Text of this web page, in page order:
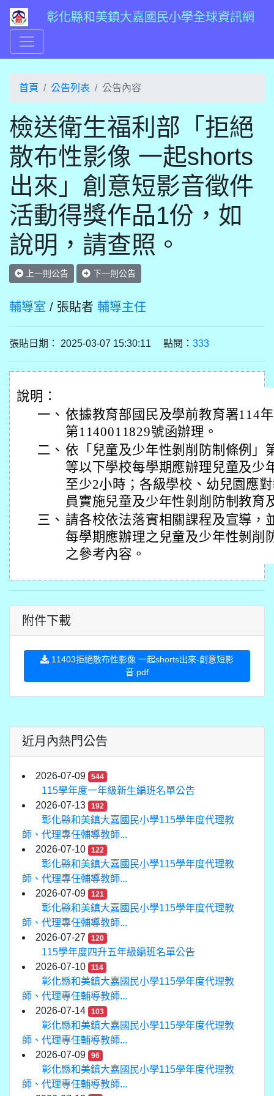
彰化縣和美鎮大嘉國民小學全球資訊網
首頁 公告列表 公告內容
檢送衛生福利部「拒絕
散布性影像 一起shorts
出來」創意短影音徵件
活動得獎作品1份，如
說明，請查照。
上一則公告 下一則公告
輔導室 / 張貼者 輔導主任
張貼日期： 2025-03-07 15:30:11 點閱： 333
說明：
一、 依據教育部國民及學前教育署114
第1140011829號函辦理。
二、 依「兒童及少年性剝削防制條例」
等以下學校每學期應辦理兒童及少
至少2小時；各級學校、幼兒園應
員實施兒童及少年性剝削防制教育
三、 請各校依法落實相關課程及宣導，
每學期應辦理之兒童及少年性剝削
之參考內容。
附件下載
11403拒絕散布性影像 一起shorts出來-創意短影
音.pdf
近月內熱門公告
2026-07-09 544
115學年度一年級新生編班名單公告
2026-07-13
192
彰化縣和美鎮大嘉國民小學115學年度代理教
師、代理專任輔導教師...
2026-07-10
122
彰化縣和美鎮大嘉國民小學115學年度代理教
師、代理專任輔導教師...
2026-07-09
121
彰化縣和美鎮大嘉國民小學115學年度代理教
師、代理專任輔導教師...
2026-07-27
120
115學年度四升五年級編班名單公告
2026-07-10
114
彰化縣和美鎮大嘉國民小學115學年度代理教
師、代理專任輔導教師...
2026-07-14
103
彰化縣和美鎮大嘉國民小學115學年度代理教
師、代理專任輔導教師...
2026-07-09
96
彰化縣和美鎮大嘉國民小學115學年度代理教
師、代理專任輔導教師...